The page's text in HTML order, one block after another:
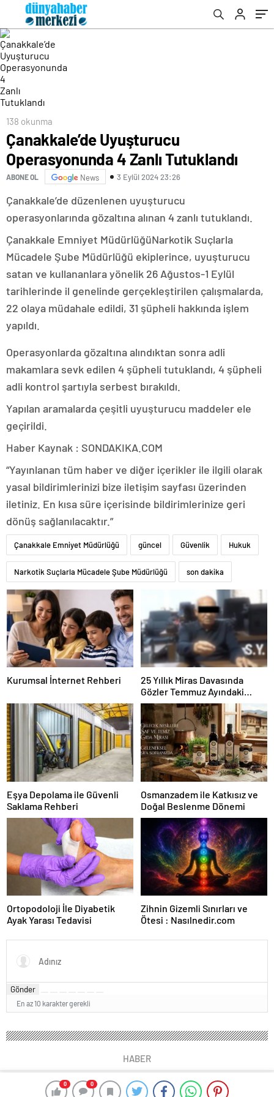
138 okunma
Çanakkale’de Uyuşturucu
Operasyonunda 4 Zanlı Tutuklandı
ABONE OL News 3 Eylül 2024 23:26
0 0
Çanakkale’de düzenlenen uyuşturucu
operasyonlarında gözaltına alınan 4 zanlı tutuklandı.
Çanakkale Emniyet MüdürlüğüNarkotik Suçlarla
Mücadele Şube Müdürlüğü ekiplerince, uyuşturucu
satan ve kullananlara yönelik 26 Ağustos-1 Eylül
tarihlerinde il genelinde gerçekleştirilen çalışmalarda,
22 olaya müdahale edildi, 31 şüpheli hakkında işlem
yapıldı.
Operasyonlarda gözaltına alındıktan sonra adli
makamlara sevk edilen 4 şüpheli tutuklandı, 4 şüpheli
adli kontrol şartıyla serbest bırakıldı.
Yapılan aramalarda çeşitli uyuşturucu maddeler ele
geçirildi.
Haber Kaynak : SONDAKIKA.COM
“Yayınlanan tüm haber ve diğer içerikler ile ilgili olarak
yasal bildirimlerinizi bize iletişim sayfası üzerinden
iletiniz. En kısa süre içerisinde bildirimlerinize geri
dönüş sağlanılacaktır.”
Çanakkale Emniyet Müdürlüğü güncel Güvenlik Hukuk
Narkotik Suçlarla Mücadele Şube Müdürlüğü son dakika
Kurumsal İnternet Rehberi
25 Yıllık Miras Davasında
Gözler Temmuz Ayındaki
Karar Duruşmasına Çevrildi
Eşya Depolama ile Güvenli
Saklama Rehberi
Osmanzadem ile Katkısız ve
Doğal Beslenme Dönemi
Ortopodoloji İle Diyabetik
Ayak Yarası Tedavisi
Zihnin Gizemli Sınırları ve
Ötesi : Nasılnedir.com
Gönder
En az 10 karakter gerekli
HABER